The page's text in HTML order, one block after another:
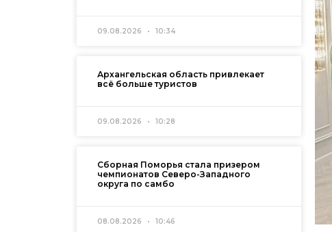
09.08.2026 10:34
Архангельская область привлекает
всё больше туристов
09.08.2026 10:28
Сборная Поморья стала призером
чемпионатов Северо-Западного
округа по самбо
08.08.2026 10:46